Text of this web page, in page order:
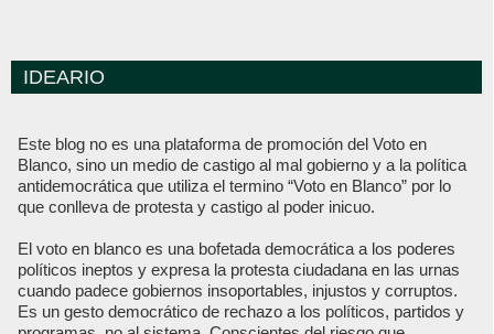
IDEARIO
Este blog no es una plataforma de promoción del Voto en
Blanco, sino un medio de castigo al mal gobierno y a la política
antidemocrática que utiliza el termino “Voto en Blanco” por lo
que conlleva de protesta y castigo al poder inicuo.
El voto en blanco es una bofetada democrática a los poderes
políticos ineptos y expresa la protesta ciudadana en las urnas
cuando padece gobiernos insoportables, injustos y corruptos.
Es un gesto democrático de rechazo a los políticos, partidos y